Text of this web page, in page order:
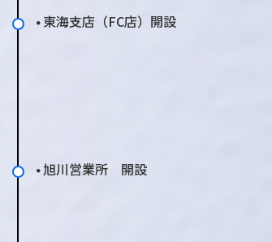
● 東海支店（FC店）開設
● 旭川営業所 開設